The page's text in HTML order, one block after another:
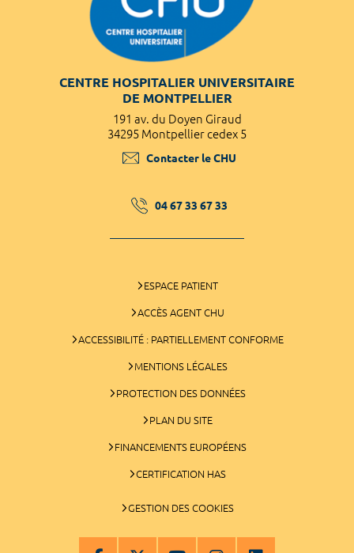
CENTRE HOSPITALIER UNIVERSITAIRE
DE MONTPELLIER
191 av. du Doyen Giraud
34295 Montpellier cedex 5
Contacter le CHU
04 67 33 67 33
ESPACE PATIENT
ACCÈS AGENT CHU
ACCESSIBILITÉ : PARTIELLEMENT CONFORME
MENTIONS LÉGALES
PROTECTION DES DONNÉES
PLAN DU SITE
FINANCEMENTS EUROPÉENS
CERTIFICATION HAS
GESTION DES COOKIES